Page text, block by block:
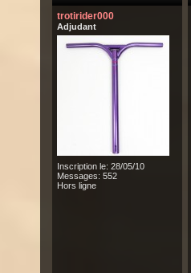
trotirider000
Adjudant
Inscription le: 28/05/10
Messages: 552
Hors ligne